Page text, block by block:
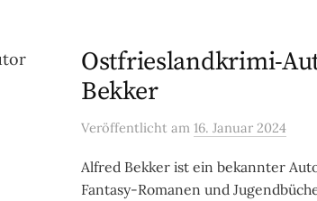
Ostfrieslandkrimi-
Bekker
Veröffentlicht am 16. Januar 2024
Alfred Bekker ist ein bekannter
Fantasy-Romanen und